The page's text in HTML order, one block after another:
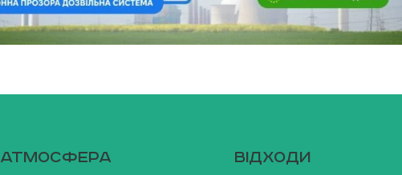
Атмосфера Вiдходи